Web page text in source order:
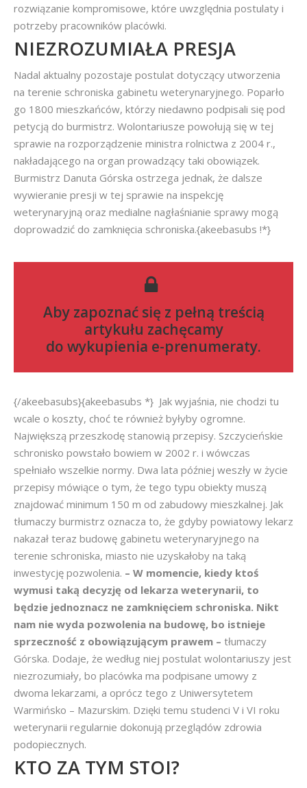
rozwiązanie kompromisowe, które uwzględnia postulaty i
potrzeby pracowników placówki.
NIEZROZUMIAŁA PRESJA
Nadal aktualny pozostaje postulat dotyczący utworzenia
na terenie schroniska gabinetu weterynaryjnego. Poparło
go 1800 mieszkańców, którzy niedawno podpisali się pod
petycją do burmistrz. Wolontariusze powołują się w tej
sprawie na rozporządzenie ministra rolnictwa z 2004 r.,
nakładającego na organ prowadzący taki obowiązek.
Burmistrz Danuta Górska ostrzega jednak, że dalsze
wywieranie presji w tej sprawie na inspekcję
weterynaryjną oraz medialne nagłaśnianie sprawy mogą
doprowadzić do zamknięcia schroniska.{akeebasubs !*}
Aby zapoznać się z pełną treścią
artykułu zachęcamy
do wykupienia e-prenumeraty.
{/akeebasubs}{akeebasubs *} Jak wyjaśnia, nie chodzi tu
wcale o koszty, choć te również byłyby ogromne.
Największą przeszkodę stanowią przepisy. Szczycieńskie
schronisko powstało bowiem w 2002 r. i wówczas
spełniało wszelkie normy. Dwa lata później weszły w życie
przepisy mówiące o tym, że tego typu obiekty muszą
znajdować minimum 150 m od zabudowy mieszkalnej. Jak
tłumaczy burmistrz oznacza to, że gdyby powiatowy lekarz
nakazał teraz budowę gabinetu weterynaryjnego na
terenie schroniska, miasto nie uzyskałoby na taką
inwestycję pozwolenia. – W momencie, kiedy ktoś
wymusi taką decyzję od lekarza weterynarii, to
będzie jednoznacz ne zamknięciem schroniska. Nikt
nam nie wyda pozwolenia na budowę, bo istnieje
sprzeczność z obowiązującym prawem – tłumaczy
Górska. Dodaje, że według niej postulat wolontariuszy jest
niezrozumiały, bo placówka ma podpisane umowy z
dwoma lekarzami, a oprócz tego z Uniwersytetem
Warmińsko – Mazurskim. Dzięki temu studenci V i VI roku
weterynarii regularnie dokonują przeglądów zdrowia
podopiecznych.
KTO ZA TYM STOI?